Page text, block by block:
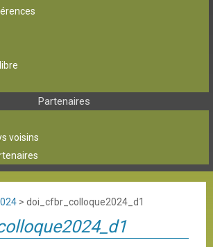
Partenaires
voisins
> doi_cfbr_colloque2024_d1